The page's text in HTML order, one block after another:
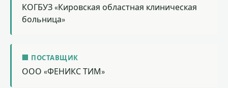
КОГБУЗ «Кировская областная клиническая
больница»
🏢 ПОСТАВЩИК
ООО «ФЕНИКС ТИМ»